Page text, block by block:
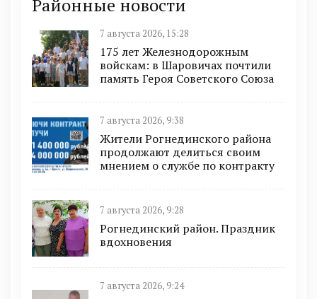
Районные новости
7 августа 2026, 15:28
175 лет Железнодорожным
войскам: в Шаровичах почтили
память Героя Советского Союза
7 августа 2026, 9:38
Жители Рогнединского района
продолжают делиться своим
мнением о службе по контракту
7 августа 2026, 9:28
Рогнединский район. Праздник
вдохновения
7 августа 2026, 9:24